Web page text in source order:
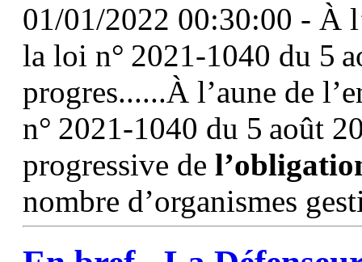
01/01/2022 00:30:00 - À
la loi n° 2021-1040 du 5
progres......À l’aune de
n° 2021-1040 du 5 août
progressive de
nombre d’organismes